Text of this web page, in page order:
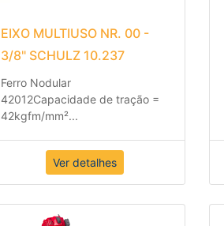
EIXO MULTIUSO NR. 00 -
3/8" SCHULZ 10.237
Ferro Nodular
42012Capacidade de tração =
42kgfm/mm²...
Ver detalhes